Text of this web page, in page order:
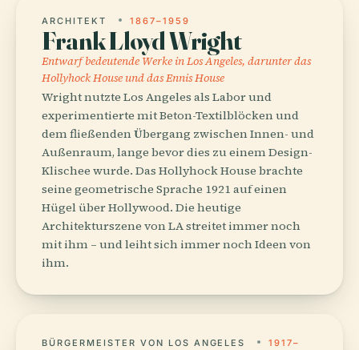
ARCHITEKT 1867–1959
Frank Lloyd Wright
Entwarf bedeutende Werke in Los Angeles, darunter das
Hollyhock House und das Ennis House
Wright nutzte Los Angeles als Labor und
experimentierte mit Beton-Textilblöcken und
dem fließenden Übergang zwischen Innen- und
Außenraum, lange bevor dies zu einem Design-
Klischee wurde. Das Hollyhock House brachte
seine geometrische Sprache 1921 auf einen
Hügel über Hollywood. Die heutige
Architekturszene von LA streitet immer noch
mit ihm – und leiht sich immer noch Ideen von
ihm.
BÜRGERMEISTER VON LOS ANGELES
1917–